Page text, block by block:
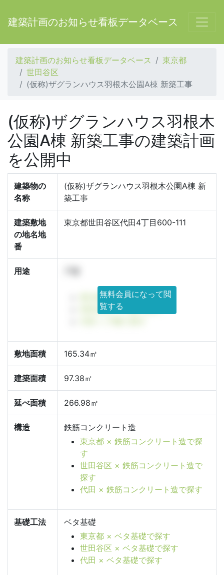
建築計画のお知らせ看板データベース
建築計画のお知らせ看板データベース
東京都
世田谷区
(仮称)ザグランハウス羽根木公園A棟 新築工事
(仮称)ザグランハウス羽根木
公園A棟 新築工事の建築計画
を公開中
建築物の
名称
(仮称)ザグランハウス羽根木公園A棟 新
築工事
建築敷地
の地名地
番
東京都世田谷区代田4丁目600-111
用途
東京都 × 戸建で探す
世田谷区 × 戸建で探す
無料会員になって閲
覧する
敷地面積 165.34㎡
建築面積 97.38㎡
延べ面積 266.98㎡
構造
鉄筋コンクリート造
東京都 × 鉄筋コンクリート造で探
す
世田谷区 × 鉄筋コンクリート造で
探す
代田 × 鉄筋コンクリート造で探す
基礎工法
ベタ基礎
東京都 × ベタ基礎で探す
世田谷区 × ベタ基礎で探す
代田 × ベタ基礎で探す